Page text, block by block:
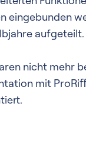
eingebunden
aufgeteilt.
nicht mehr
mit